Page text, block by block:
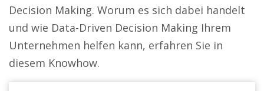
Decision Making. Worum es sich dabei handelt
und wie Data-Driven Decision Making Ihrem
Unternehmen helfen kann, erfahren Sie in
diesem Knowhow.